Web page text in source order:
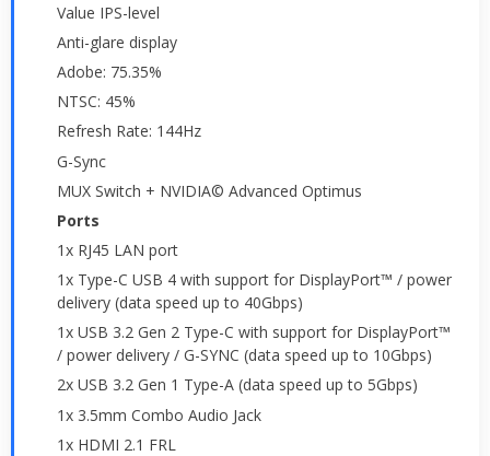
Value IPS-level
Anti-glare display
Adobe: 75.35%
NTSC: 45%
Refresh Rate: 144Hz
G-Sync
MUX Switch + NVIDIA© Advanced Optimus
Ports
1x RJ45 LAN port
1x Type-C USB 4 with support for DisplayPort™ / power
delivery (data speed up to 40Gbps)
1x USB 3.2 Gen 2 Type-C with support for DisplayPort™
/ power delivery / G-SYNC (data speed up to 10Gbps)
2x USB 3.2 Gen 1 Type-A (data speed up to 5Gbps)
1x 3.5mm Combo Audio Jack
1x HDMI 2.1 FRL